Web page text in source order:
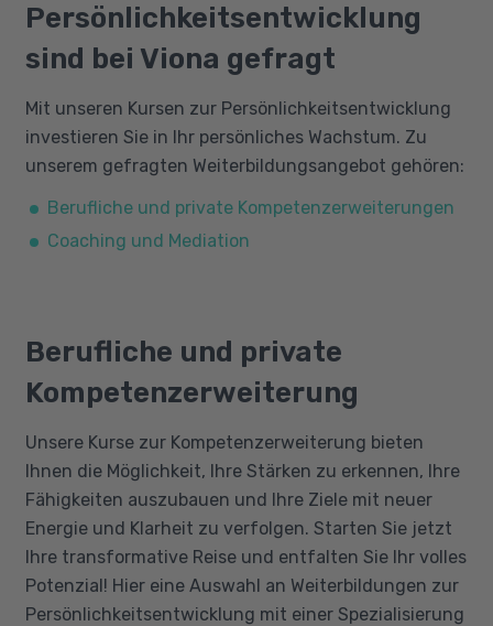
Persönlichkeitsentwicklung
sind bei Viona gefragt
Mit unseren Kursen zur Persönlichkeitsentwicklung
investieren Sie in Ihr persönliches Wachstum. Zu
unserem gefragten Weiterbildungsangebot gehören:
Berufliche und private Kompetenzerweiterungen
Coaching und Mediation
Berufliche und private
Kompetenzerweiterung
Unsere Kurse zur Kompetenzerweiterung bieten
Ihnen die Möglichkeit, Ihre Stärken zu erkennen, Ihre
Fähigkeiten auszubauen und Ihre Ziele mit neuer
Energie und Klarheit zu verfolgen. Starten Sie jetzt
Ihre transformative Reise und entfalten Sie Ihr volles
Potenzial! Hier eine Auswahl an Weiterbildungen zur
Persönlichkeitsentwicklung mit einer Spezialisierung